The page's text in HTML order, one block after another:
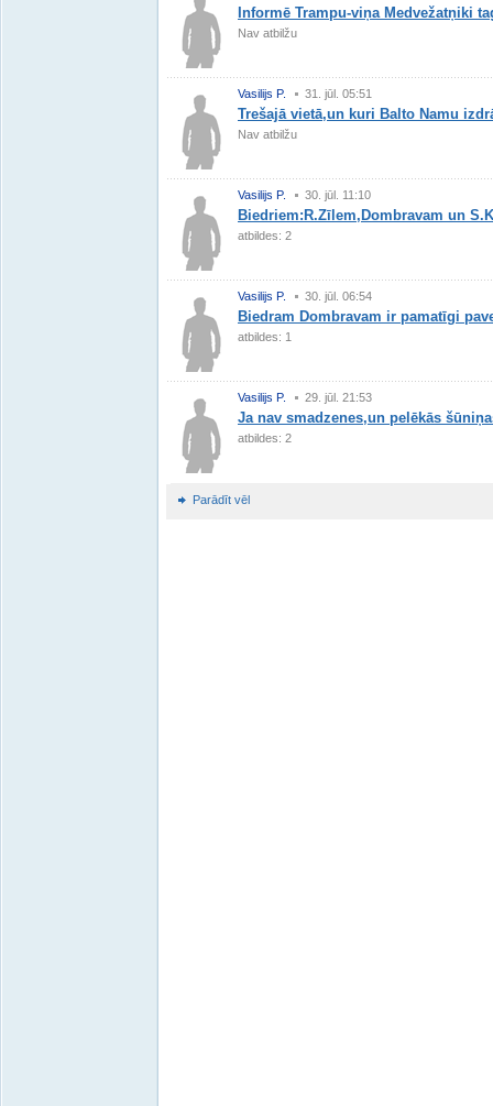
Informē Trampu-viņa Medvežatņiki
Nav atbilžu
Vasilijs P. 31. jūl. 05:51
Trešajā vietā,un kuri Balto Namu
Nav atbilžu
Vasilijs P. 30. jūl. 11:10
Biedriem:R.Zīlem,Dombravam un
atbildes: 2
Vasilijs P. 30. jūl. 06:54
Biedram Dombravam ir pamatīgi
atbildes: 1
Vasilijs P. 29. jūl. 21:53
Ja nav smadzenes,un pelēkās
atbildes: 2
Parādīt vēl